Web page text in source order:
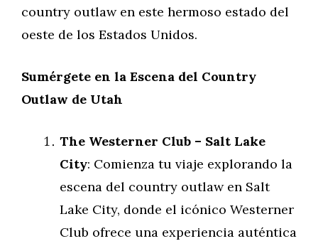
country outlaw en este hermoso estado del
oeste de los Estados Unidos.
Sumérgete en la Escena del Country
Outlaw de Utah
The Westerner Club – Salt Lake
City: Comienza tu viaje explorando la
escena del country outlaw en Salt
Lake City, donde el icónico Westerner
Club ofrece una experiencia auténtica